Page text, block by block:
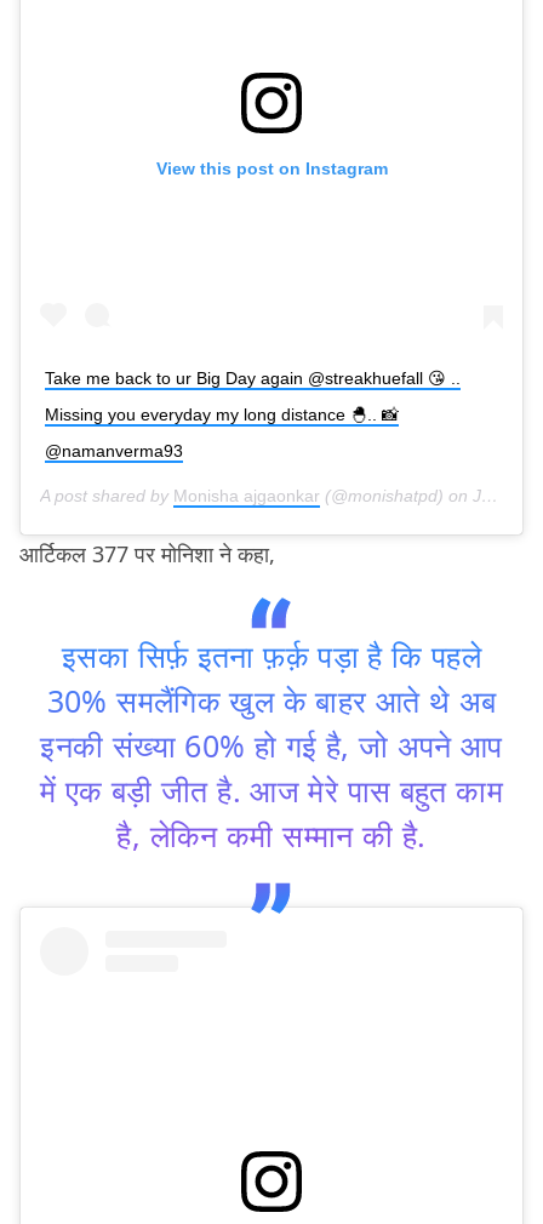
View this post on Instagram
Take me back to ur Big Day again @streakhuefall 😘 ..
Missing you everyday my long distance 🐣.. 📸
@namanverma93
A post shared by Monisha ajgaonkar (@monishatpd) on Jul 4, 2019 at 3:46am PDT
आर्टिकल 377 पर मोनिशा ने कहा,
इसका सिर्फ़ इतना फ़र्क़ पड़ा है कि पहले
30% समलैंगिक खुल के बाहर आते थे अब
इनकी संख्या 60% हो गई है, जो अपने आप
में एक बड़ी जीत है. आज मेरे पास बहुत काम
है, लेकिन कमी सम्मान की है.